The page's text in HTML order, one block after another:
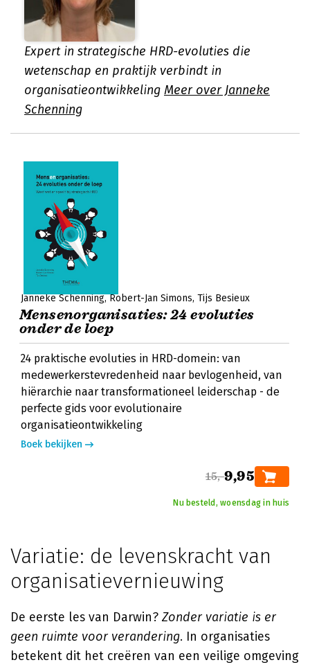
Expert in strategische HRD-evoluties die
wetenschap en praktijk verbindt in
organisatieontwikkeling Meer over Janneke
Schenning
Janneke Schenning Robert-Jan Simons Tijs Besieux
Mensenorganisaties: 24 evoluties
onder de loep
24 praktische evoluties in HRD-domein: van
medewerkerstevredenheid naar bevlogenheid, van
hiërarchie naar transformationeel leiderschap - de
perfecte gids voor evolutionaire
organisatieontwikkeling
Boek bekijken
15,-9,95
Nu besteld, woensdag in huis
Variatie: de levenskracht van
organisatievernieuwing
De eerste les van Darwin? Zonder variatie is er
geen ruimte voor verandering. In organisaties
betekent dit het creëren van een veilige omgeving